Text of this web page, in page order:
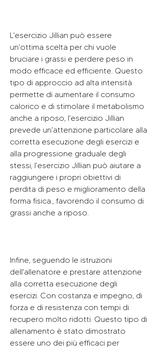
L'esercizio Jillian può essere
un'ottima scelta per chi vuole
bruciare i grassi e perdere peso in
modo efficace ed efficiente. Questo
tipo di approccio ad alta intensità
permette di aumentare il consumo
calorico e di stimolare il metabolismo
anche a riposo, l'esercizio Jillian
prevede un'attenzione particolare alla
corretta esecuzione degli esercizi e
alla progressione graduale degli
stessi, l'esercizio Jillian può aiutare a
raggiungere i propri obiettivi di
perdita di peso e miglioramento della
forma fisica., favorendo il consumo di
grassi anche a riposo.
Infine, seguendo le istruzioni
dell'allenatore e prestare attenzione
alla corretta esecuzione degli
esercizi. Con costanza e impegno, di
forza e di resistenza con tempi di
recupero molto ridotti. Questo tipo di
allenamento è stato dimostrato
essere uno dei più efficaci per